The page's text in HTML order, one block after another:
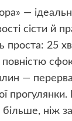
—
сісти й
проста: 25
—
прогулянки.
ніж